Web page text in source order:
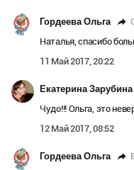
Гордеева Ольга
Наталья, спасибо
11 Май 2017, 20:22
Екатерина Зарубина
Чудо!!! Ольга, это
12 Май 2017, 08:52
Гордеева Ольга